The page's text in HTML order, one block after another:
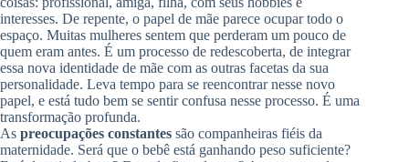
interesses. De repente, o papel de mãe parece ocupar todo o
espaço. Muitas mulheres sentem que perderam um pouco de
quem eram antes. É um processo de redescoberta, de integrar
essa nova identidade de mãe com as outras facetas da sua
personalidade. Leva tempo para se reencontrar nesse novo
papel, e está tudo bem se sentir confusa nesse processo. É uma
transformação profunda.
As preocupações constantes são companheiras fiéis da
maternidade. Será que o bebê está ganhando peso suficiente?